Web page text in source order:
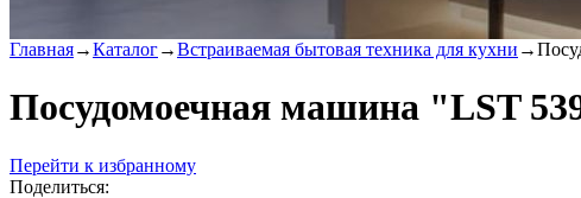
Главная→Каталог→Встраиваемая бытовая техника для кухни →
Посудомоечная машина "LST
Перейти к избранному
Поделиться: